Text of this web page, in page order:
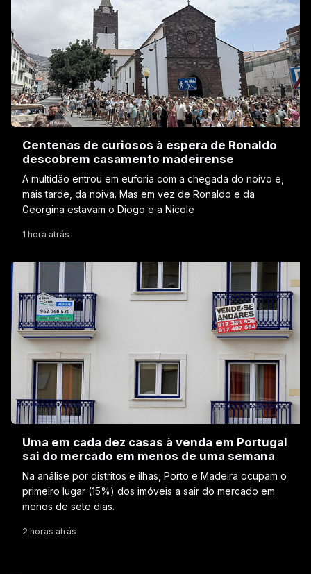
Centenas de curiosos à espera de Ronaldo
descobrem casamento madeirense
A multidão entrou em euforia com a chegada do noivo e,
mais tarde, da noiva. Mas em vez de Ronaldo e da
Georgina estavam o Diogo e a Nicole
1 hora atrás
Uma em cada dez casas à venda em Portugal
sai do mercado em menos de uma semana
Na análise por distritos e ilhas, Porto e Madeira ocupam o
primeiro lugar (15%) dos imóveis a sair do mercado em
menos de sete dias.
2 horas atrás